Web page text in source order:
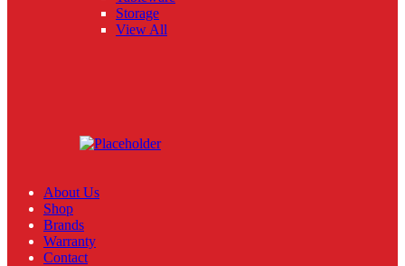
Storage
View All
About Us
Shop
Brands
Warranty
Contact